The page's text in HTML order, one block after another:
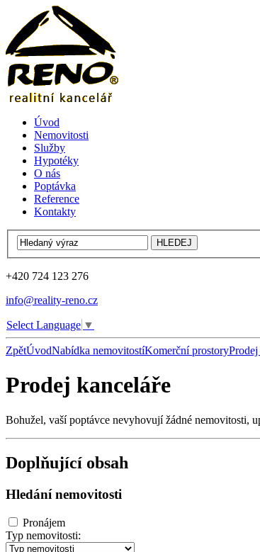
Úvod
Nemovitosti
Služby
Hypotéky
O nás
Poptávka
Reference
Kontakty
+420 724 123 276
info@reality-reno.cz
Select Language ▼
ZpětÚvodNabídka nemovitostíKomerční prostory
Prodej kanceláře
Bohužel, vaší poptávce nevyhovují žádné nemovitosti,
Doplňující obsah
Hledání nemovitosti
Pronájem
Typ nemovitosti: